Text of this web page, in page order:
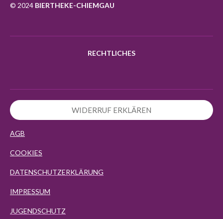
m
© 2024 BIERTHEKE-CHIEMGAU
RECHTLICHES
WIDERRUF ERKLÄREN
AGB
COOKIES
DATENSCHUTZERKLÄRUNG
IMPRESSUM
JUGENDSCHUTZ